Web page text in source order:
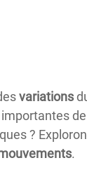
variations
importantes de
?
.